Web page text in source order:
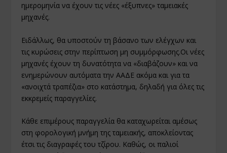
ημερομηνία να έχουν τις νέες «έξυπνες» ταμειακές
μηχανές.
Ειδάλλως, θα υποστούν τη βάσανο των ελέγχων και
τις κυρώσεις στην περίπτωση μη συμμόρφωσης.Οι νέες
μηχανές έχουν τη δυνατότητα να «διαβάζουν» και να
ενημερώνουν αυτόματα την ΑΑΔΕ ακόμα και για τα
«ανοιχτά τραπέζια» στο κατάστημα, δηλαδή για όλες τις
εκκρεμείς παραγγελίες.
Κάθε επιμέρους παραγγελία θα καταχωρείται αμέσως
στη φορολογική μνήμη της ταμειακής, αποκλείοντας
έτσι τις διαγραφές του τζίρου. Καθώς, οι παλιοί